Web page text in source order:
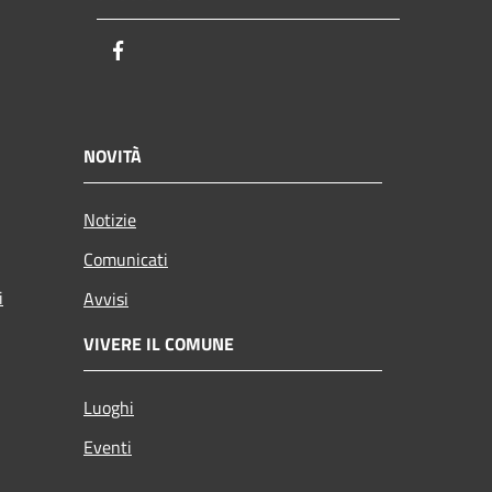
NOVITÀ
Notizie
Comunicati
Avvisi
VIVERE IL COMUNE
Luoghi
Eventi